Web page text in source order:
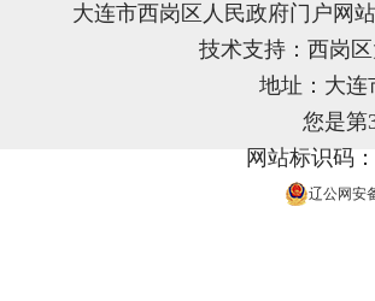
大连市西岗区人民政府门户网
技术支持：西岗
地址：大连
您是第
网站标识码
辽公网安